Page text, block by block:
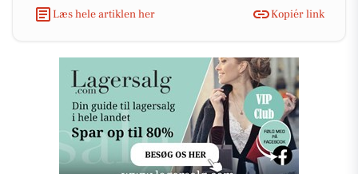
Læs hele artiklen her
Kopiér link